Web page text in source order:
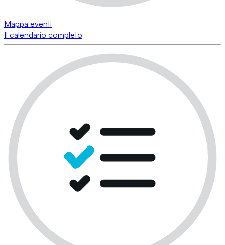
Mappa eventi
Il calendario completo